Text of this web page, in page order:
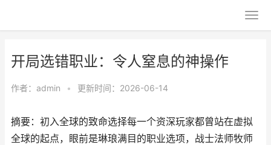
开局选错职业：令人窒息的神操作
作者： admin • 更新时间：2026-06-14
摘要：初入全球的致命选择每一个资深玩家都曾站在虚拟
全球的起点，眼前是琳琅满目的职业选项，战士法师牧师